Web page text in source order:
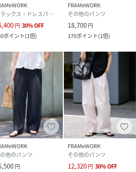
スラックス・ドレスパンツ
円 30%OFF
ポイント(1倍)
FRAMeWORK
その他のパンツ
18,700円
170ポイント(1倍)
他のパンツ
円
FRAMeWORK
その他のパンツ
12,320円 30%OFF